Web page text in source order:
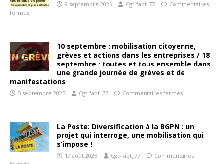
9 septembre 2025 Cgt-fapt_77
Commentaires
fermés
10 septembre : mobilisation citoyenne,
grèves et actions dans les entreprises / 18
septembre : toutes et tous ensemble dans
une grande journée de grèves et de
manifestations
5 septembre 2025 Cgt-fapt_77 Commentaires fermés
La Poste: Diversification à la BGPN : un
projet qui interroge, une mobilisation qui
s’impose !
19 août 2025 Cgt-fapt_77
Commentaires